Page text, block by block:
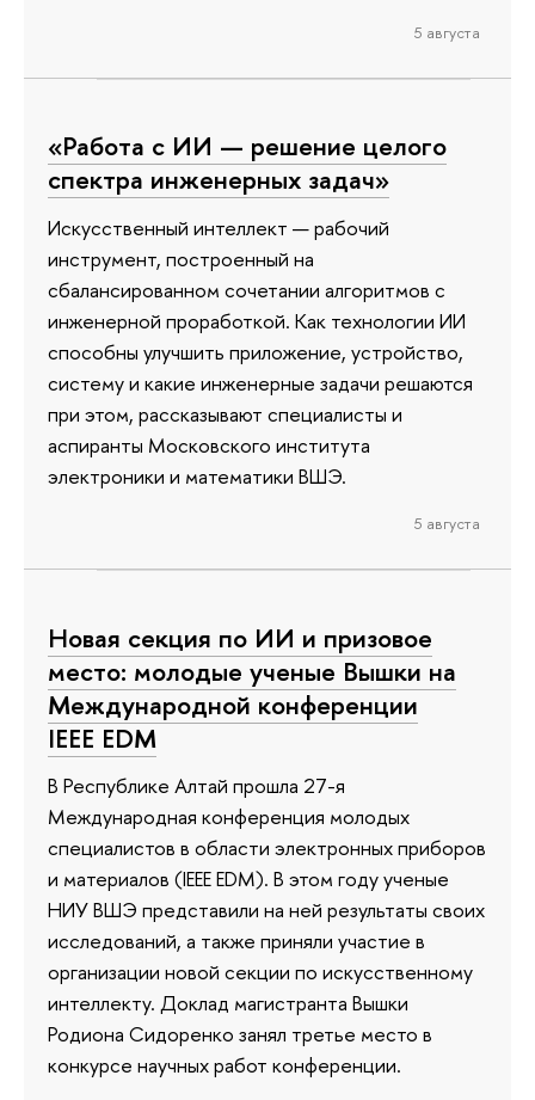
5 августа
«Работа с ИИ — решение целого
спектра инженерных задач»
Искусственный интеллект — рабочий
инструмент, построенный на
сбалансированном сочетании алгоритмов с
инженерной проработкой. Как технологии ИИ
способны улучшить приложение, устройство,
систему и какие инженерные задачи решаются
при этом, рассказывают специалисты и
аспиранты Московского института
электроники и математики ВШЭ.
5 августа
Новая секция по ИИ и призовое
место: молодые ученые Вышки на
Международной конференции
IEEE EDM
В Республике Алтай прошла 27-я
Международная конференция молодых
специалистов в области электронных приборов
и материалов (IEEE EDM). В этом году ученые
НИУ ВШЭ представили на ней результаты своих
исследований, а также приняли участие в
организации новой секции по искусственному
интеллекту. Доклад магистранта Вышки
Родиона Сидоренко занял третье место в
конкурсе научных работ конференции.